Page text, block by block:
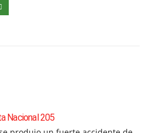
Nacional 205